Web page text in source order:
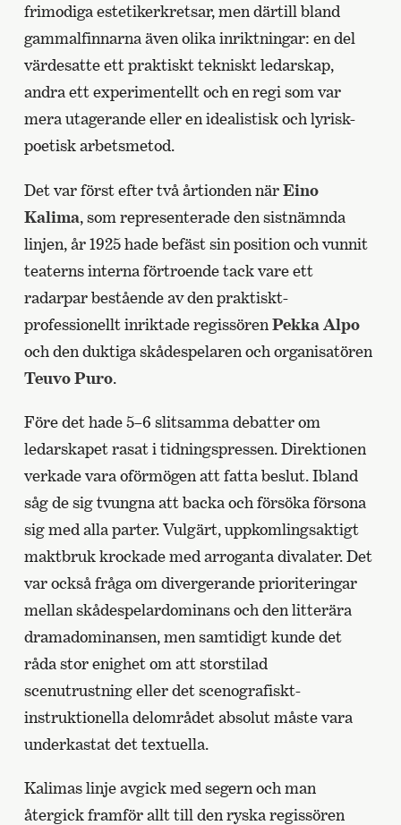
frimodiga estetikerkretsar, men därtill bland
gammalfinnarna även olika inriktningar: en del
värdesatte ett praktiskt tekniskt ledarskap,
andra ett experimentellt och en regi som var
mera utagerande eller en idealistisk och lyrisk-
poetisk arbetsmetod.
Det var först efter två årtionden närEino
Kalima, som representerade den sistnämnda
linjen, år 1925 hade befäst sin position och vunnit
teaterns interna förtroende tack vare ett
radarpar bestående av den praktiskt-
professionellt inriktade regissören Pekka Alpo
och den duktiga skådespelaren och organisatören
Teuvo Puro.
Före det hade 5–6 slitsamma debatter om
ledarskapet rasat i tidningspressen. Direktionen
verkade vara oförmögen att fatta beslut. Ibland
såg de sig tvungna att backa och försöka försona
sig med alla parter. Vulgärt, uppkomlingsaktigt
maktbruk krockade med arroganta divalater. Det
var också fråga om divergerande prioriteringar
mellan skådespelardominans och den litterära
dramadominansen, men samtidigt kunde det
råda stor enighet om att storstilad
scenutrustning eller det scenografiskt-
instruktionella delområdet absolut måste vara
underkastat det textuella.
Kalimas linje avgick med segern och man
återgick framför allt till den ryska regissören